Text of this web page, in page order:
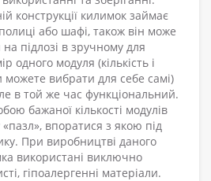
конструкції килимок займає
або шафі, також він може
підлозі в зручному для
одного модуля (кількість і
вибрати для себе самі)
в той же час функціональний.
бажаної кількості модулів
впоратися з якою під
При виробництві даного
використані виключно
гіпоалергенні матеріали.